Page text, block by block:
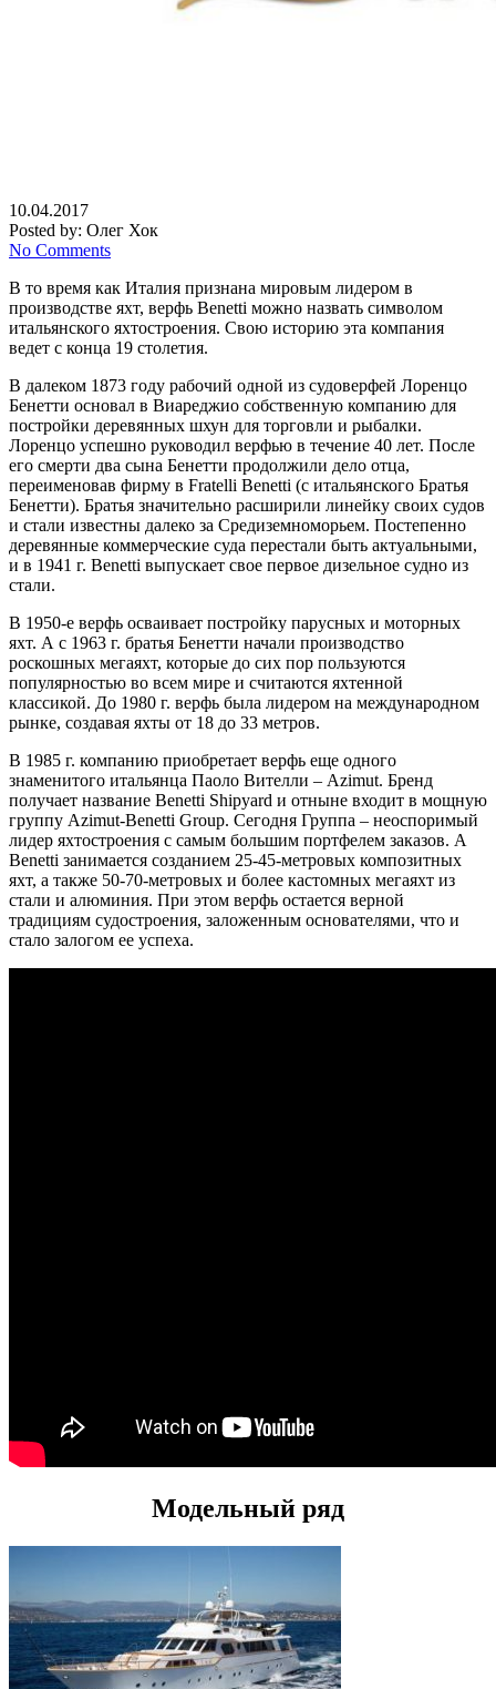
10.04.2017
Posted by: Олег Хок
No Comments
В то время как Италия признана мировым лидером в
производстве яхт, верфь Benetti можно назвать символом
итальянского яхтостроения. Свою историю эта компания
ведет с конца 19 столетия.
В далеком 1873 году рабочий одной из судоверфей Лоренцо
Бенетти основал в Виареджио собственную компанию для
постройки деревянных шхун для торговли и рыбалки.
Лоренцо успешно руководил верфью в течение 40 лет. После
его смерти два сына Бенетти продолжили дело отца,
переименовав фирму в Fratelli Benetti (с итальянского Братья
Бенетти). Братья значительно расширили линейку своих судов
и стали известны далеко за Средиземноморьем. Постепенно
деревянные коммерческие суда перестали быть актуальными,
и в 1941 г. Benetti выпускает свое первое дизельное судно из
стали.
В 1950-е верфь осваивает постройку парусных и моторных
яхт. А с 1963 г. братья Бенетти начали производство
роскошных мегаяхт, которые до сих пор пользуются
популярностью во всем мире и считаются яхтенной
классикой. До 1980 г. верфь была лидером на международном
рынке, создавая яхты от 18 до 33 метров.
В 1985 г. компанию приобретает верфь еще одного
знаменитого итальянца Паоло Вителли – Azimut. Бренд
получает название Benetti Shipyard и отныне входит в мощную
группу Azimut-Benetti Group. Сегодня Группа – неоспоримый
лидер яхтостроения с самым большим портфелем заказов. А
Benetti занимается созданием 25-45-метровых композитных
яхт, а также 50-70-метровых и более кастомных мегаяхт из
стали и алюминия. При этом верфь остается верной
традициям судостроения, заложенным основателями, что и
стало залогом ее успеха.
Модельный ряд